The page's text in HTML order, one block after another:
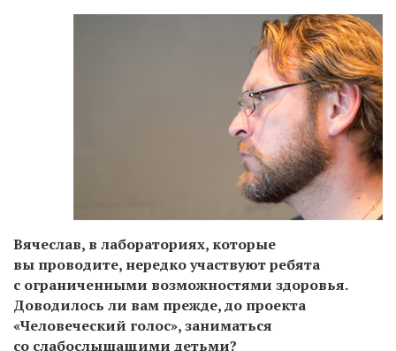
Вячеслав, в лабораториях, которые
вы проводите, нередко участвуют ребята
с ограниченными возможностями здоровья.
Доводилось ли вам прежде, до проекта
«Человеческий голос», заниматься
со слабослышащими детьми?